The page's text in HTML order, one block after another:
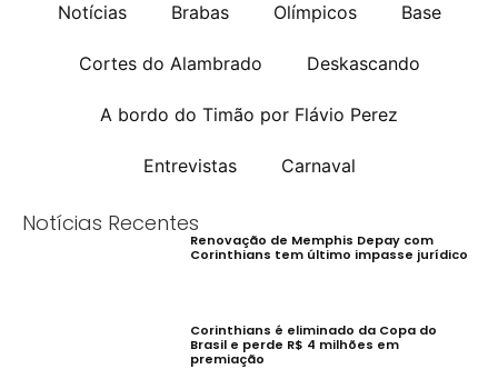
Notícias Brabas Olímpicos Base
Cortes do Alambrado Deskascando
A bordo do Timão por Flávio Perez
Entrevistas Carnaval
Notícias Recentes
Renovação de Memphis Depay com
Corinthians tem último impasse jurídico
Corinthians é eliminado da Copa do
Brasil e perde R$ 4 milhões em
premiação